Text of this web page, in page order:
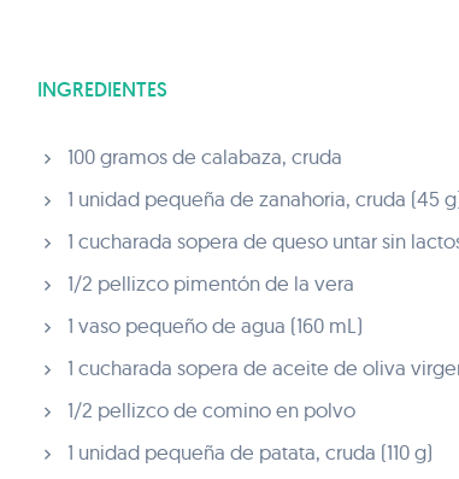
INGREDIENTES
100 gramos de calabaza, cruda
1 unidad pequeña de zanahoria, cruda (45
1 cucharada sopera de queso untar sin
1/2 pellizco pimentón de la vera
1 vaso pequeño de agua (160 mL)
1 cucharada sopera de aceite de oliva
1/2 pellizco de comino en polvo
1 unidad pequeña de patata, cruda (110 g)